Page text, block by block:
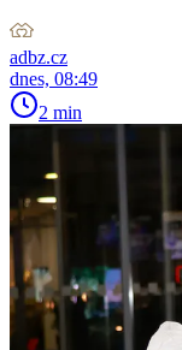
adbz.cz
dnes, 08:49
2 min